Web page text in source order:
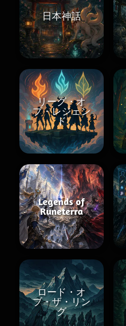
日本神話
リーグ・オ
ブ・レジェン
ド
Legends of
Runeterra
ロード・オ
ブ・ザ・リン
グ